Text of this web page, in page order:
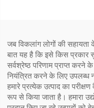
जब विकलांग लोगों की सहायता
बात यह है कि इसे किस प्रकार
सर्वश्रेष्ठ परिणाम प्राप्त करने
नियंत्रित करने के लिए उपलब्ध
हमारे प्रत्येक उत्पाद का
रूप से किया जाता है। हमारा